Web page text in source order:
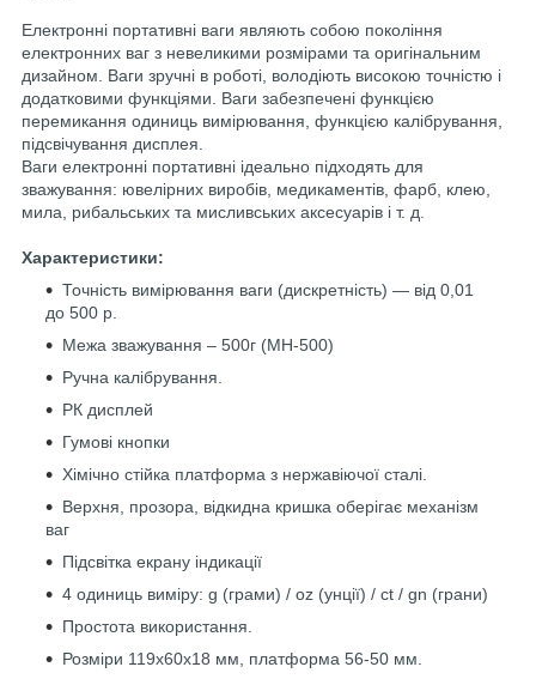
Електронні портативні ваги являють собою покоління
електронних ваг з невеликими розмірами та оригінальним
дизайном. Ваги зручні в роботі, володіють високою точністю і
додатковими функціями. Ваги забезпечені функцією
перемикання одиниць вимірювання, функцією калібрування,
підсвічування дисплея.
Ваги електронні портативні ідеально підходять для
зважування: ювелірних виробів, медикаментів, фарб, клею,
мила, рибальських та мисливських аксесуарів і т. д.
Характеристики:
Точність вимірювання ваги (дискретність) — від 0,01
до 500 р.
Межа зважування – 500г (МН-500)
Ручна калібрування.
РК дисплей
Гумові кнопки
Хімічно стійка платформа з нержавіючої сталі.
Верхня, прозора, відкидна кришка оберігає механізм
ваг
Підсвітка екрану індикації
4 одиниць виміру: g (грами) / oz (унції) / ct / gn (грани)
Простота використання.
Розміри 119х60х18 мм, платформа 56-50 мм.